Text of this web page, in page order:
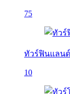
75
ทัวร์ฟินแลนด์
10